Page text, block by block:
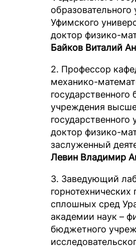
Уфимского
доктор физико-
Байков Виталий
2. Профессор
механико-
учреждения
доктор физико-
заслуженный
Левин Владимир
3. Заведующий
сплошных сред
академии наук –
бюджетного